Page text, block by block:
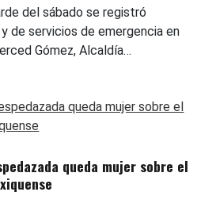
del sábado se registró
de servicios de emergencia en
Gómez, Alcaldía…
queda mujer sobre el